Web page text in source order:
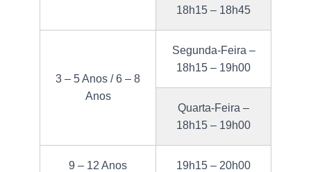
18h15 – 18h45
3 – 5 Anos / 6 – 8
Anos
Segunda-Feira –
18h15 – 19h00
Quarta-Feira –
18h15 – 19h00
9 – 12 Anos 19h15 – 20h00